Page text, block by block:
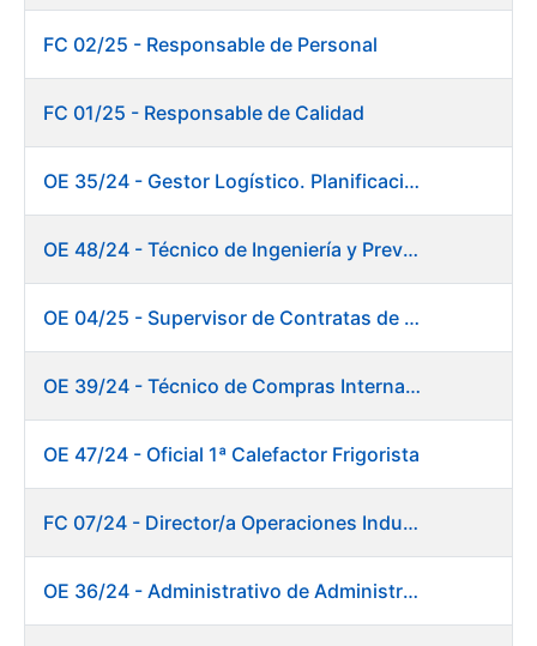
Mostrar/Ocultar
Mostrar/Ocultar
Mostrar/Ocultar
FC 02/25 - Responsable de Personal
FC 01/25 - Responsable de Calidad
OE 35/24 - Gestor Logístico. Planificación, Logística y Almacenes
OE 48/24 - Técnico de Ingeniería y Prevención de Mantenimiento
OE 04/25 - Supervisor de Contratas de Climatización. Fábrica Papel
OE 39/24 - Técnico de Compras Internacional
OE 47/24 - Oficial 1ª Calefactor Frigorista
FC 07/24 - Director/a Operaciones Industriales
OE 36/24 - Administrativo de Administración de Personal